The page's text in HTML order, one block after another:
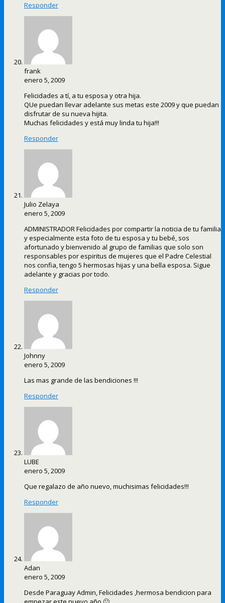
Responder
frank
enero 5, 2009
Felicidades a tí, a tu esposa y otra hija.
QUe puedan llevar adelante sus metas este 2009 y que puedan
disfrutar de su nueva hijita.
Muchas felicidades y está muy linda tu hija!!!
Responder
Julio Zelaya
enero 5, 2009
ADMINISTRADOR Felicidades por compartir la noticia de tu familia
y especialmente esta foto de tu esposa y tu bebé, sos
afortunado y bienvenido al grupo de familias que solo son
responsables por espiritus de mujeres que el Padre Celestial
nos confia, tengo 5 hermosas hijas y una bella esposa. Sigue
adelante y gracias por todo.
Responder
Johnny
enero 5, 2009
Las mas grande de las bendiciones !!!
Responder
LUBE
enero 5, 2009
Que regalazo de año nuevo, muchisimas felicidades!!!
Responder
Adan
enero 5, 2009
Desde Paraguay Admin, Felicidades ,hermosa bendicion para